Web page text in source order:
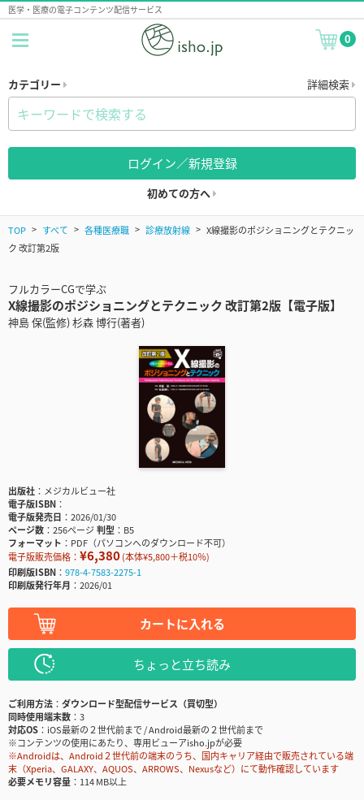
医学・医療の電子コンテンツ配信サービス
0
カテゴリー 詳細検索
ログイン／新規登録
初めての方へ
TOP すべて 各種医療職 診療放射線
X線撮影のポジショニングとテクニッ
ク 改訂第2版
フルカラーCGで学ぶ
X線撮影のポジショニングとテクニック 改訂第2版【電子版】
神島 保(監修) 杉森 博行(著者)
出版社
メジカルビュー社
電子版ISBN
電子版発売日
2026/01/30
ページ数
256ページ判型
B5
フォーマット
PDF（パソコンへのダウンロード不可）
電子版販売価格： ¥6,380(本体¥5,800＋税10％)
印刷版ISBN
978-4-7583-2275-1
印刷版発行年月
2026/01
カートに入れる
ちょっと立ち読み
ご利用方法
ダウンロード型配信サービス（買切型）
同時使用端末数
3
対応OS
iOS最新の２世代前まで / Android最新の２世代前まで
※コンテンツの使用にあたり、専用ビューアisho.jpが必要
※Androidは、Android２世代前の端末のうち、国内キャリア経由で販売されている端
末（Xperia、GALAXY、AQUOS、ARROWS、Nexusなど）にて動作確認しています
必要メモリ容量
114 MB以上